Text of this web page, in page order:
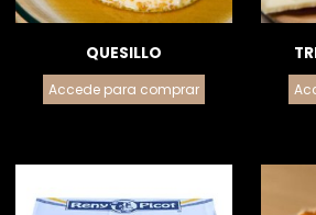
QUESILLO
Accede para comprar